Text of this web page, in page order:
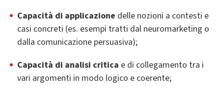
Capacità di applicazione delle nozioni a contesti e
casi concreti (es. esempi tratti dal neuromarketing o
dalla comunicazione persuasiva);
Capacità di analisi critica e di collegamento tra i
vari argomenti in modo logico e coerente;